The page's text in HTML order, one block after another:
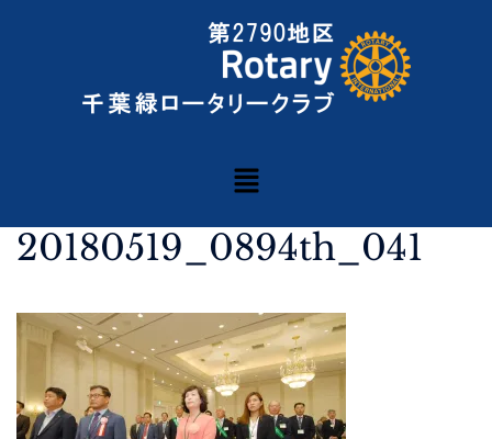
20180519_0894th_041